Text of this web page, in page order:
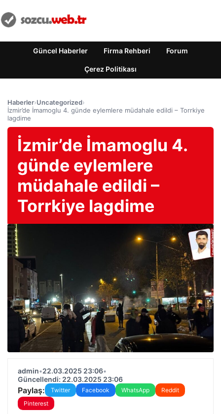
Güncel Haberler Firma Rehberi Forum
Çerez Politikası
Haberler›Uncategorized›
İzmir’de İmamoglu 4. günde eylemlere müdahale edildi – Torrkiye
lagdime
İzmir’de İmamoglu 4.
günde eylemlere
müdahale edildi –
Torrkiye lagdime
admin•22.03.2025 23:06•
Güncellendi: 22.03.2025 23:06
Paylaş: Twitter Facebook WhatsApp
Reddit
Pinterest